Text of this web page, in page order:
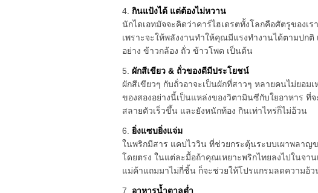
4. กินแป้งได้ แต่ต้องไม่หวาน
นักไดเอทมัจจะคิดว่าคาร์ไฮเดรตทั้งโลกคือศัตรูของเ
เพราะจะให้พลังงานทำให้คุณมีแรงทำงานได้ตามปก
อย่าง ข้าวกล้อง ถั่ว ข้าวโพด เป็นต้น
5. ผักสีเขียว & ถั่วของดีมีประโยชน์
ผักสีเขียวๆ กับถั่วอาจะเป็นผักที่สาวๆ หลายคนไม่ยอ
ของสองอย่างนี้เป็นแหล่งของวิตามินซีกับใยอาหาร
สลายตัวเร็วขึ้น และยังหนักท้อง กินเท่าไหร่ก็ไม่อ้วน
6. ยิ่งแซบยิ่งแจ่ม
ในพริกมีสาร แคปไววิน ที่ช่วยกระตุ้นระบบเผาพลาญ
โดยตรง ในแต่ละมื้อถ้าคุณเหยาะพริกไทยลงไปในจ
แม่ค้าแถมมาไม่กี่ชิ้น ก็จะช่วยให้โปรแกรมลดความอ้ว
7. อาหารน้ำตาลต่ำ